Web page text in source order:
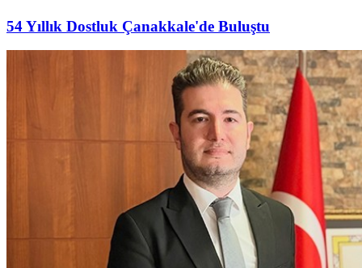
54 Yıllık Dostluk Çanakkale'de Buluştu